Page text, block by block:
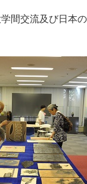
間交流及び日本